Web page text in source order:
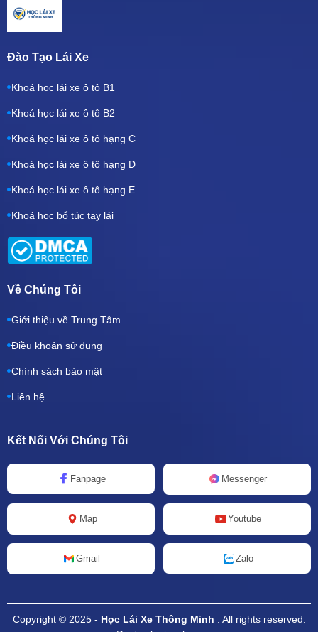
Đào Tạo Lái Xe
Khoá học lái xe ô tô B1
Khoá học lái xe ô tô B2
Khoá học lái xe ô tô hạng C
Khoá học lái xe ô tô hạng D
Khoá học lái xe ô tô hạng E
Khoá học bổ túc tay lái
Về Chúng Tôi
Giới thiệu về Trung Tâm
Điều khoản sử dụng
Chính sách bảo mật
Liên hệ
Kết Nối Với Chúng Tôi
Fanpage Messenger
Map Youtube
Gmail Zalo
Copyright © 2025 - Học Lái Xe Thông Minh . All rights reserved.